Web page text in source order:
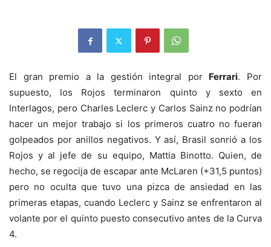
El gran premio a la gestión integral por Ferrari. Por
supuesto, los Rojos terminaron quinto y sexto en
Interlagos, pero Charles Leclerc y Carlos Sainz no podrían
hacer un mejor trabajo si los primeros cuatro no fueran
golpeados por anillos negativos. Y así, Brasil sonrió a los
Rojos y al jefe de su equipo, Mattia Binotto. Quien, de
hecho, se regocija de escapar ante McLaren (+31,5 puntos)
pero no oculta que tuvo una pizca de ansiedad en las
primeras etapas, cuando Leclerc y Sainz se enfrentaron al
volante por el quinto puesto consecutivo antes de la Curva
4.